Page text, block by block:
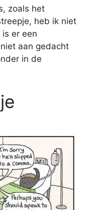
zoals het
heb ik niet
er een
aan gedacht
in de